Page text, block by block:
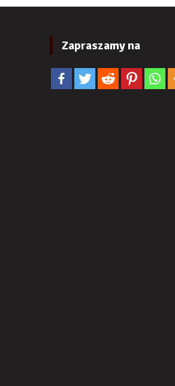
Zapraszamy na